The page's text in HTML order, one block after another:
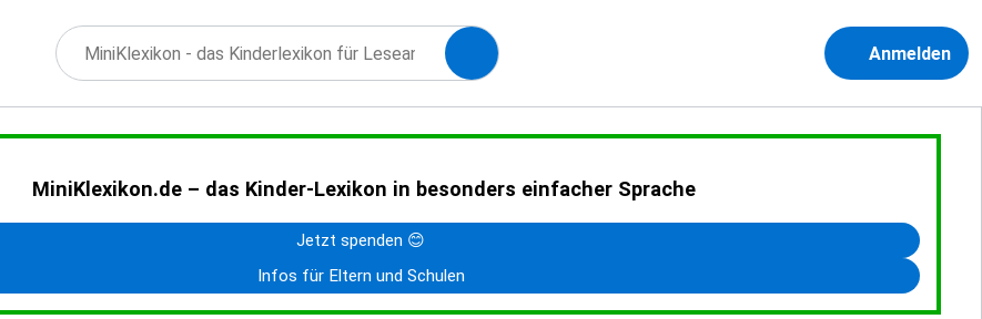
Anmelden
MiniKlexikon.de – das Kinder-Lexikon in besonders einfacher Sprache
Jetzt spenden 😊
Infos für Eltern und Schulen